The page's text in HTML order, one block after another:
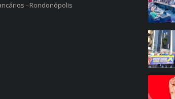
- Rondonópolis